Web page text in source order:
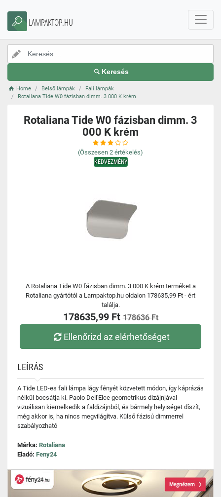
LAMPAKTOP.HU
Keresés
Home Belső lámpák
Fali lámpák
Rotaliana Tide W0 fázisban dimm. 3 000 K krém
Rotaliana Tide W0 fázisban dimm. 3
000 K krém
(Összesen 2 értékelés)
KEDVEZMÉNY
A Rotaliana Tide W0 fázisban dimm. 3 000 K krém terméket a
Rotaliana gyártótól a Lampaktop.hu oldalon 178635,99 Ft - ért
találja.
178635,99 Ft178636 Ft
Ellenőrizd az elérhetőséget
LEÍRÁS
A Tide LED-es fali lámpa lágy fényét közvetett módon, így káprázás
nélkül bocsátja ki. Paolo Dell'Elce geometrikus dizájnjával
vizuálisan kiemelkedik a faldizájnból, és bármely helyiséget díszít,
még akkor is, ha nincs megvilágítva. Külső fázisú dimmerrel
szabályozható
Márka: Rotaliana
Eladó: Feny24